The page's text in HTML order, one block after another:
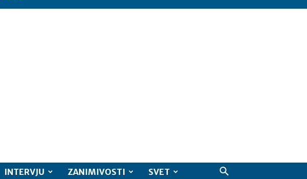
INTERVJU ZANIMIVOSTI SVET